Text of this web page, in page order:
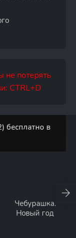
не потерять
CTRL+D
бесплатно в
Чебурашка.
Новый год